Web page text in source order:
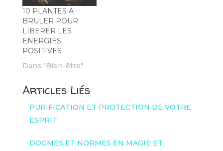
10 PLANTES A
BRULER POUR
LIBERER LES
ENERGIES
POSITIVES
Dans "Bien-être"
Articles Liés
PURIFICATION ET PROTECTION DE VOTRE
ESPRIT
DOGMES ET NORMES EN MAGIE ET